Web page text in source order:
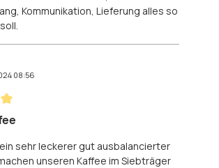
Kommunikation, Lieferung alles so
08:56
5 von 5 Sternen
sehr leckerer gut ausbalancierter
unseren Kaffee im Siebträger